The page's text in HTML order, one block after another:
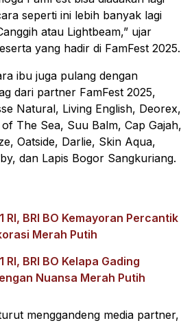
seperti ini lebih banyak lagi
atau Lightbeam,” ujar
yang hadir di FamFest 2025.
ibu juga pulang dengan
dari partner FamFest 2025,
Natural, Living English, Deorex,
The Sea, Suu Balm, Cap Gajah,
Oatside, Darlie, Skin Aqua,
dan Lapis Bogor Sangkuriang.
RI, BRI BO Kemayoran Percantik
Merah Putih
BRI BO Kelapa Gading
Nuansa Merah Putih
menggandeng media partner,